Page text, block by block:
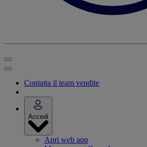
Contatta il team vendite
Accedi
Apri web app